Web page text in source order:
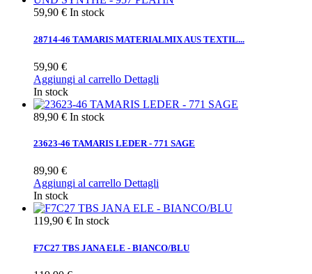
59,90 € In stock
28714-46 TAMARIS MATERIALMIX AUS TEXTIL...
59,90 €
Aggiungi al carrello Dettagli
In stock
89,90 € In stock
23623-46 TAMARIS LEDER - 771 SAGE
89,90 €
Aggiungi al carrello Dettagli
In stock
119,90 € In stock
F7C27 TBS JANA ELE - BIANCO/BLU